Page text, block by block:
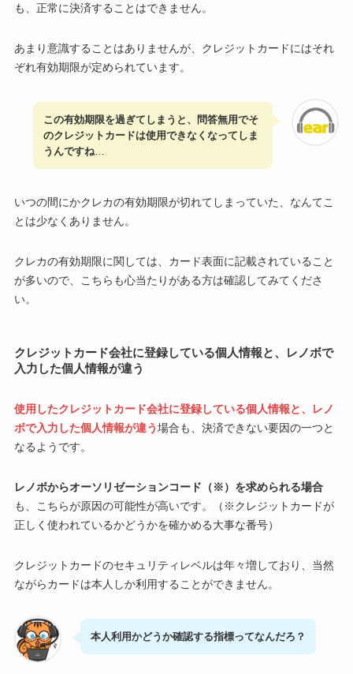
も、正常に決済することはできません。
あまり意識することはありませんが、クレジットカードにはそれ
ぞれ有効期限が定められています。
この有効期限を過ぎてしまうと、問答無用でそ
のクレジットカードは使用できなくなってしま
うんですね…
いつの間にかクレカの有効期限が切れてしまっていた、なんてこ
とは少なくありません。
クレカの有効期限に関しては、カード表面に記載されていること
が多いので、こちらも心当たりがある方は確認してみてくださ
い。
クレジットカード会社に登録している個人情報と、レノボで
入力した個人情報が違う
使用したクレジットカード会社に登録している個人情報と、レノ
ボで入力した個人情報が違う 場合も、決済できない要因の一つと
なるようです。
レノボからオーソリゼーションコード（※）を求められる場合
も、こちらが原因の可能性が高いです。（※クレジットカードが
正しく使われているかどうかを確かめる大事な番号）
クレジットカードのセキュリティレベルは年々増しており、当然
ながらカードは本人しか利用することができません。
本人利用かどうか確認する指標ってなんだろ？